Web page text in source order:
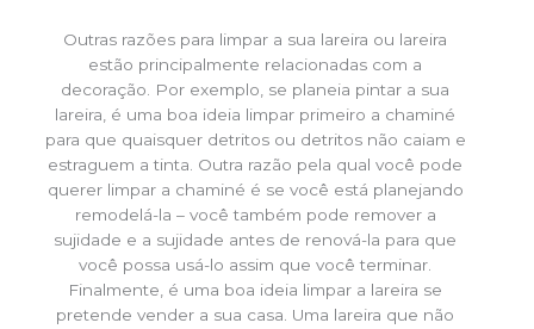
Outras razões para limpar a sua lareira ou lareira
estão principalmente relacionadas com a
decoração. Por exemplo, se planeia pintar a sua
lareira, é uma boa ideia limpar primeiro a chaminé
para que quaisquer detritos ou detritos não caiam e
estraguem a tinta. Outra razão pela qual você pode
querer limpar a chaminé é se você está planejando
remodelá-la – você também pode remover a
sujidade e a sujidade antes de renová-la para que
você possa usá-lo assim que você terminar.
Finalmente, é uma boa ideia limpar a lareira se
pretende vender a sua casa. Uma lareira que não